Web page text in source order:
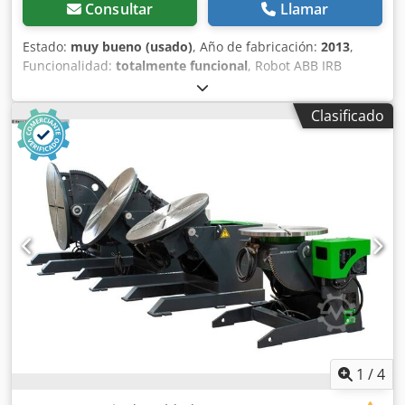
Consultar Llamar
Estado: muy bueno (usado), Año de fabricación: 2013,
Funcionalidad: totalmente funcional, Robot ABB IRB
1600ID-4/1.5 IRC5 M2004, solo la parte mecánica Número
de ejes: 6 Carga máxima: 4 kg Alcance máximo: 1500 mm
Año de fabricación: 08/2013 Número de serie: 1600-100666
Cedpfx Ajzmukzshkorf Contenido del envío: Parte mecánica
del robot Producto usado – presenta signos normales de
uso. Más detalles, números de artículo e imágenes
disponibles bajo petición. Garantía de puesta en marcha
de dos semanas. No se ofrecen garantías adicionales.
Además, hay piezas de repuesto disponibles en stock de
forma continua. El robot funciona perfectamente y puede
ser inspeccionado sin compromiso. Entrega gratuita /
desde fábrica. El importe indicado es neto. El impuesto
sobre el valor añadido (IVA) legalmente exigido del 19 % se
añadirá al finalizar la compra. Recibirá una factura
detallada con el IVA desglosado. Recogida en nuestras
instalaciones en 74722 Buchen/Hainstadt. Los gastos de
envío o transporte varían en función de la cantidad, el
Clasificado
1 /4